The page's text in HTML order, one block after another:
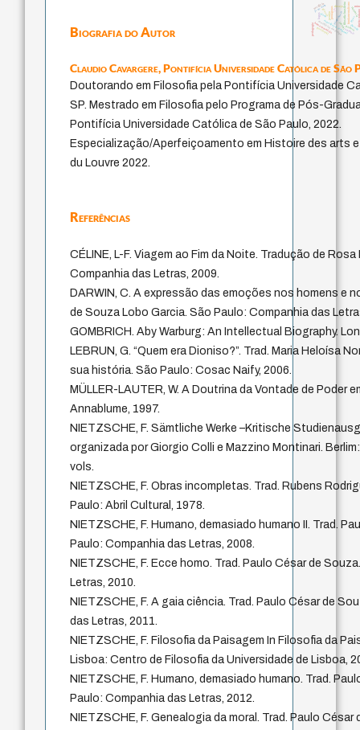
Biografia do Autor
Claudio Cavargere,Pontifícia Universidade Católica de São
Doutorando em Filosofia pela Pontifícia Universidade
SP. Mestrado em Filosofia pelo Programa de Pós-
Pontifícia Universidade Católica de São Paulo, 2022.
Especialização/Aperfeiçoamento em Histoire des arts
du Louvre 2022.
Referências
CÉLINE, L-F. Viagem ao Fim da Noite. Tradução de Rosa
Companhia das Letras, 2009.
DARWIN, C. A expressão das emoções nos homens e
de Souza Lobo Garcia. São Paulo: Companhia das
GOMBRICH. Aby Warburg: An Intellectual Biography.
LEBRUN, G. “Quem era Dioniso?”. Trad. Maria Heloísa
sua história. São Paulo: Cosac Naify, 2006.
MÜLLER-LAUTER, W. A Doutrina da Vontade de Poder
Annablume, 1997.
NIETZSCHE, F. Sämtliche Werke –Kritische
organizada por Giorgio Colli e Mazzino Montinari.
vols.
NIETZSCHE, F. Obras incompletas. Trad. Rubens
Paulo: Abril Cultural, 1978.
NIETZSCHE, F. Humano, demasiado humano II. Trad.
Paulo: Companhia das Letras, 2008.
NIETZSCHE, F. Ecce homo. Trad. Paulo César de
Letras, 2010.
NIETZSCHE, F. A gaia ciência. Trad. Paulo César de
das Letras, 2011.
NIETZSCHE, F. Filosofia da Paisagem In Filosofia da
Lisboa: Centro de Filosofia da Universidade de Lisboa,
NIETZSCHE, F. Humano, demasiado humano. Trad.
Paulo: Companhia das Letras, 2012.
NIETZSCHE, F. Genealogia da moral. Trad. Paulo
fundamentalismo
jacobi
protágoras
experiência temporal
metafísica do tempo
género
idade intolerância
homem-medida
filosofia brasileira
j.c.m. neto
palavra
perdón leyes
violencia
guayaquil
logos direito romano
pedagogia
lei
desejo
sacrifício mind
therapy
animais